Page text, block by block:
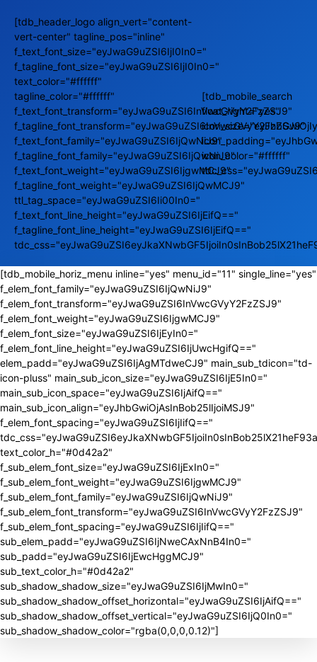
[tdb_header_logo align_vert="content-
vert-center" tagline_pos="inline"
f_text_font_size="eyJwaG9uZSI6IjI0In0="
f_tagline_font_size="eyJwaG9uZSI6IjI0In0="
text_color="#ffffff"
tagline_color="#ffffff"
f_text_font_transform="eyJwaG9uZSI6InVwcGVyY2FzZSJ9"
f_tagline_font_transform="eyJwaG9uZSI6InVwcGVyY2FzZSJ9"
f_text_font_family="eyJwaG9uZSI6IjQwNiJ9"
f_tagline_font_family="eyJwaG9uZSI6IjQwNiJ9"
f_text_font_weight="eyJwaG9uZSI6IjgwMCJ9"
f_tagline_font_weight="eyJwaG9uZSI6IjQwMCJ9"
ttl_tag_space="eyJwaG9uZSI6Ii00In0="
f_text_font_line_height="eyJwaG9uZSI6IjEifQ=="
f_tagline_font_line_height="eyJwaG9uZSI6IjEifQ=="
[tdb_mobile_search
float_right="yes"
icon_color="#ffffff"
[tdb_mobile_horiz_menu inline="yes" menu_id="11" single_line="yes"
f_elem_font_family="eyJwaG9uZSI6IjQwNiJ9"
f_elem_font_transform="eyJwaG9uZSI6InVwcGVyY2FzZSJ9"
f_elem_font_weight="eyJwaG9uZSI6IjgwMCJ9"
f_elem_font_size="eyJwaG9uZSI6IjEyIn0="
f_elem_font_line_height="eyJwaG9uZSI6IjUwcHgifQ=="
elem_padd="eyJwaG9uZSI6IjAgMTdweCJ9" main_sub_tdicon="td-
icon-pluss" main_sub_icon_size="eyJwaG9uZSI6IjE5In0="
main_sub_icon_space="eyJwaG9uZSI6IjAifQ=="
main_sub_icon_align="eyJhbGwiOjAsInBob25lIjoiMSJ9"
f_elem_font_spacing="eyJwaG9uZSI6IjIifQ=="
text_color_h="#0d42a2"
f_sub_elem_font_size="eyJwaG9uZSI6IjExIn0="
f_sub_elem_font_weight="eyJwaG9uZSI6IjgwMCJ9"
f_sub_elem_font_family="eyJwaG9uZSI6IjQwNiJ9"
f_sub_elem_font_transform="eyJwaG9uZSI6InVwcGVyY2FzZSJ9"
f_sub_elem_font_spacing="eyJwaG9uZSI6IjIifQ=="
sub_elem_padd="eyJwaG9uZSI6IjNweCAxNnB4In0="
sub_padd="eyJwaG9uZSI6IjEwcHggMCJ9"
sub_text_color_h="#0d42a2"
sub_shadow_shadow_size="eyJwaG9uZSI6IjMwIn0="
sub_shadow_shadow_offset_horizontal="eyJwaG9uZSI6IjAifQ=="
sub_shadow_shadow_offset_vertical="eyJwaG9uZSI6IjQ0In0="
sub_shadow_shadow_color="rgba(0,0,0,0.12)"]